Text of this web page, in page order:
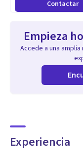
Practico mucho la
organizacional,
Contactar
Empieza
Accede a una
Experiencia